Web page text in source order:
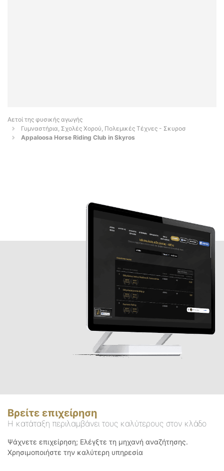
Αετοί της φυσικής αγωγής
Γυμναστήρια, Σχολές Χορού, Πολεμικές Τέχνες - Σκυροσ
Appaloosa Horse Riding Club in Skyros
Βρείτε επιχείρηση
Η κατάταξη περιλαμβάνει τους καλύτερους στον κλάδο
Ψάχνετε επιχείρηση; Ελέγξτε τη μηχανή αναζήτησης.
Χρησιμοποιήστε την καλύτερη υπηρεσία